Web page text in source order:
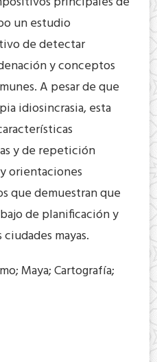
un estudio
de detectar
y conceptos
A pesar de que
idiosincrasia, esta
y de repetición
orientaciones
que demuestran que
de planificación y
mayas.
Maya; Cartografía;